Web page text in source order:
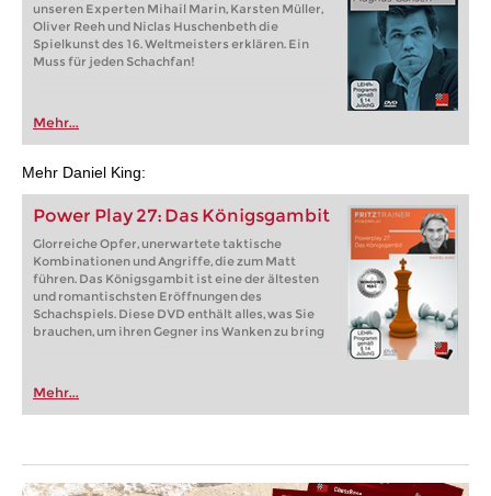
unseren Experten Mihail Marin, Karsten Müller,
Oliver Reeh und Niclas Huschenbeth die
Spielkunst des 16. Weltmeisters erklären. Ein
Muss für jeden Schachfan!
Mehr...
Mehr Daniel King:
Power Play 27: Das Königsgambit
Glorreiche Opfer, unerwartete taktische
Kombinationen und Angriffe, die zum Matt
führen. Das Königsgambit ist eine der ältesten
und romantischsten Eröffnungen des
Schachspiels. Diese DVD enthält alles, was Sie
brauchen, um ihren Gegner ins Wanken zu bring
Mehr...